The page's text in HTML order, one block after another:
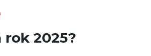
rok 2025?